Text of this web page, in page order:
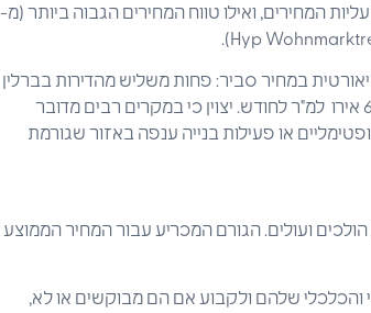
הולך ומתרחב בגלל עליות המחירים, ואילו טווח המחירים הגבוה ביותר (מ-
במחיר סביר: פחות משליש מהדירות בברלין
פורסמו עבור משקי בית שאינם אמידים, ומדובר בסכומים של החל ב-6.5 אירו למ"ר לחודש. יצוין כי במקרים רבים מדובר
או פעילות בנייה ענפה באזור שגורמת
ועולים. הגורם המכריע עבור המחיר הממוצע
והכלכלי שלהם ולקבוע אם הם מבוקשים או לא,